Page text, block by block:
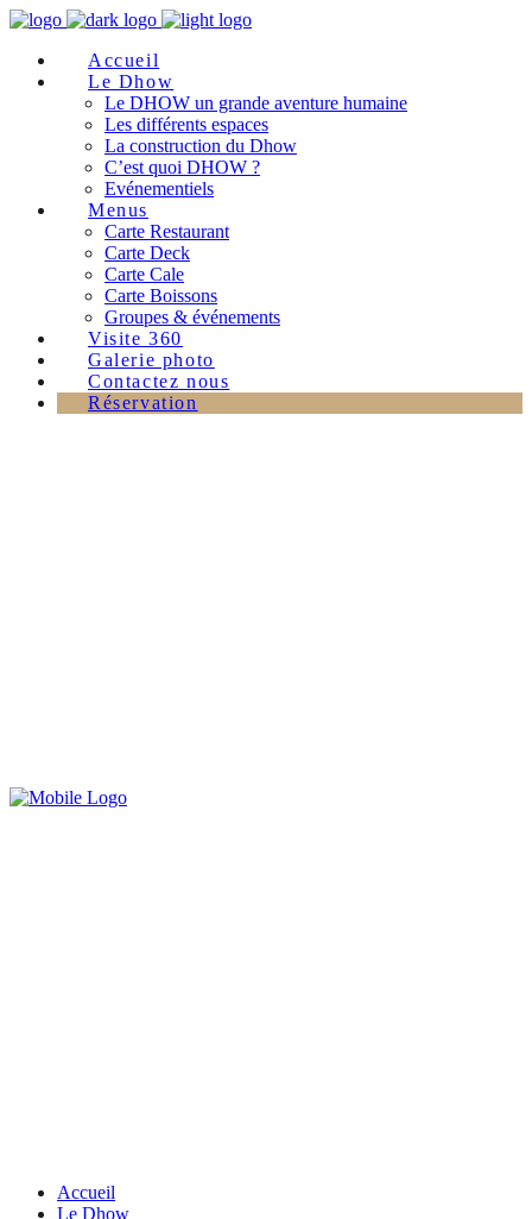
Accueil
Le Dhow
Le DHOW un grande aventure humaine
Les différents espaces
La construction du Dhow
C’est quoi DHOW ?
Evénementiels
Menus
Carte Restaurant
Carte Deck
Carte Cale
Carte Boissons
Groupes & événements
Visite 360
Galerie photo
Contactez nous
Réservation
Accueil
Le Dhow